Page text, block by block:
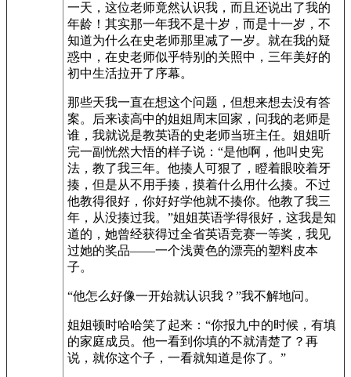
一天，这位老师竟然认识我，而且还说出了我的
年龄！其实那一年我不是十岁，而是十一岁，不
知道为什么在史老师那里减了一岁。就在我的疑
惑中，在史老师似乎特别的关照中，三年美好的
初中生活拉开了序幕。
那些天我一直在想这个问题，但想来想去没有答
案。后来读高中的姐姐周末回家，问我的老师是
谁，我就说是教英语的史老师当班主任。姐姐听
完一副恍然大悟的样子说：“是他啊，他叫史宪
法，教了我三年。他揍人可狠了，瞪着眼咬着牙
揍，但是从不用手揍，摸着什么用什么揍。不过
他教得很好，你好好学他就不揍你。他教了我三
年，从没揍过我。”姐姐英语学得很好，这我是知
道的，她曾经获得过全省英语竞赛一等奖，我见
过她的奖品——一个浅黄色的漂亮的塑料皮本
子。
“他怎么好像一开始就认识我？”我不解地问。
姐姐顿时哈哈笑了起来：“你报九中的时候，有填
的家庭成员。他一看到你填的不就清楚了？再
说，就你这个子，一看就知道是你了。”